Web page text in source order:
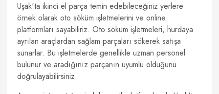
Uşak'ta ikinci el parça temin edebileceğiniz yerlere
örnek olarak oto söküm işletmelerini ve online
platformları sayabiliriz. Oto söküm işletmeleri, hurdaya
ayrılan araçlardan sağlam parçaları sökerek satışa
sunarlar. Bu işletmelerde genellikle uzman personel
bulunur ve aradığınız parçanın uyumlu olduğunu
doğrulayabilirsiniz.